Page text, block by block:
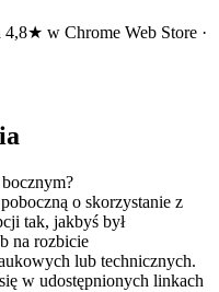
w Chrome Web Store ·
o skorzystanie z
tak, jakbyś był
na rozbicie
lub technicznych.
w udostępnionych linkach